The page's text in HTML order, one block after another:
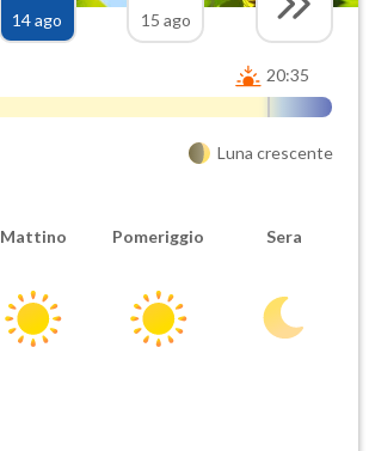
14 ago
15 ago
20:35
Luna crescente
Mattino Pomeriggio Sera